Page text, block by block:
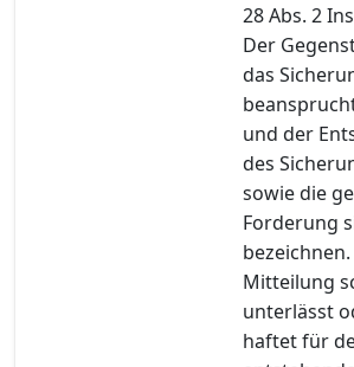
28 Abs. 2
Der
das
und der
des
sowie die
Forderung
Mitteilung
unterlässt
haftet für